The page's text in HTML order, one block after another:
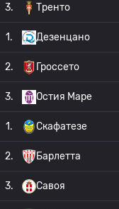
3. Тренто
1. Дезенцано
2. Гроссето
3. Остия Маре
1. Скафатезе
2. Барлетта
3. Савоя